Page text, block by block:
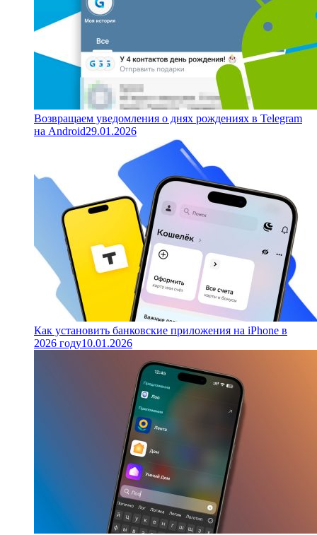
Возвращаем уведомления о днях рождениях в Telegram
на Android29.01.2026
Как установить банковские приложения на iPhone в
2026 году10.01.2026